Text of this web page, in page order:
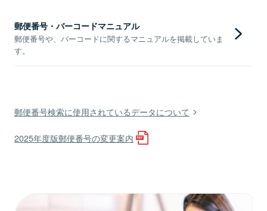
郵便番号・バーコードマニュアル
郵便番号や、バーコードに関するマニュアルを掲載していま
す。
郵便番号検索に使用されているデータについて
2025年度版郵便番号の変更案内